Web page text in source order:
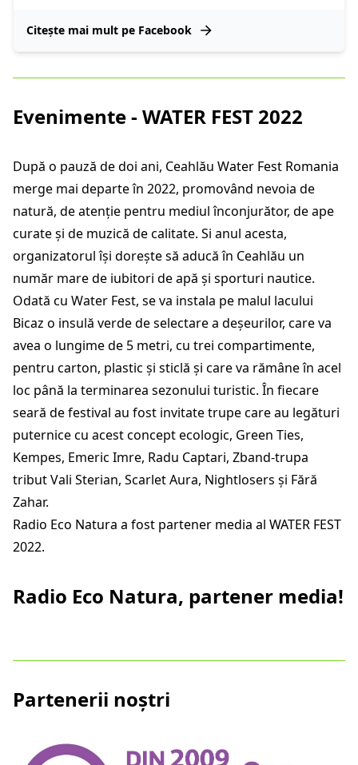
Citește mai mult pe Facebook
Evenimente - WATER FEST 2022
După o pauză de doi ani, Ceahlău Water Fest Romania
merge mai departe în 2022, promovând nevoia de
natură, de atenție pentru mediul înconjurător, de ape
curate și de muzică de calitate. Si anul acesta,
organizatorul își dorește să aducă în Ceahlău un
număr mare de iubitori de apă și sporturi nautice.
Odată cu Water Fest, se va instala pe malul lacului
Bicaz o insulă verde de selectare a deșeurilor, care va
avea o lungime de 5 metri, cu trei compartimente,
pentru carton, plastic și sticlă și care va rămâne în acel
loc până la terminarea sezonului turistic. În fiecare
seară de festival au fost invitate trupe care au legături
puternice cu acest concept ecologic, Green Ties,
Kempes, Emeric Imre, Radu Captari, Zband-trupa
tribut Vali Sterian, Scarlet Aura, Nightlosers și Fără
Zahar.
Radio Eco Natura a fost partener media al WATER FEST
2022.
Radio Eco Natura, partener media!
Partenerii noștri